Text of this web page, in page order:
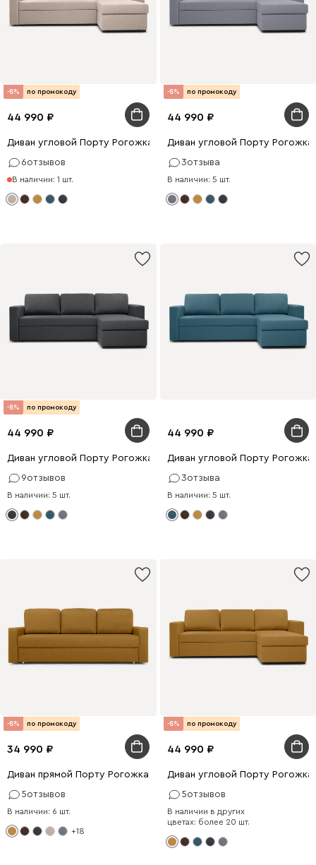
-8% по промокоду
44 990
Диван угловой Порту Рогожка Кремовый
6отзывов
В наличии: 1 шт.
-8% по промокоду
44 990
Диван угловой Порту
3отзыва
В наличии: 5 шт.
-8% по промокоду
44 990
Диван угловой Порту Рогожка Графитовый
9отзывов
В наличии: 5 шт.
44 990
Диван угловой Порту
3отзыва
В наличии: 5 шт.
-8% по промокоду
34 990
Диван прямой Порту Рогожка Желтый
5отзывов
В наличии: 6 шт.
+18
-8% по промокоду
44 990
Диван угловой Порту
5отзывов
В наличии в других
цветах: более 20 шт.